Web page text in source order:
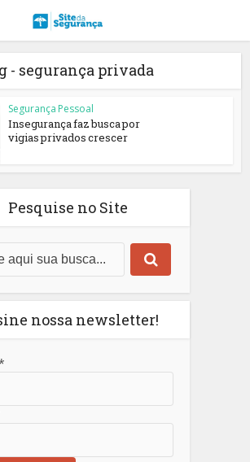
- segurança privada
Segurança Pessoal
Insegurança faz busca por
vigias privados crescer
Pesquise no Site
nossa newsletter!